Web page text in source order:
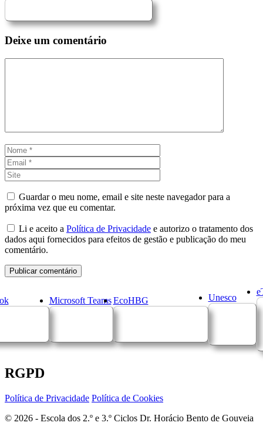
Deixe um comentário
Nome
Guardar o meu nome, email e site neste navegador para a
próxima vez que eu comentar.
Li e aceito a Política de Privacidade e autorizo o tratamento dos
dados aqui fornecidos para efeitos de gestão e publicação do meu
comentário.
Microsoft Teams EcoHBG Unesco
RGPD
Política de Privacidade Política de Cookies
© 2026 - Escola dos 2.º e 3.º Ciclos Dr. Horácio Bento de Gouveia